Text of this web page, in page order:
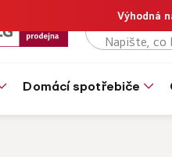
Výhodná
domácí spotřebiče